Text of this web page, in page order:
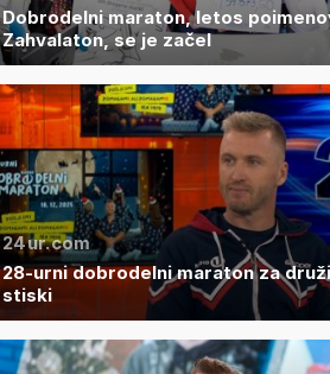
Dobrodelni maraton, letos
Zahvalaton, se je začel
24ur.com
28-urni dobrodelni maraton za
stiski